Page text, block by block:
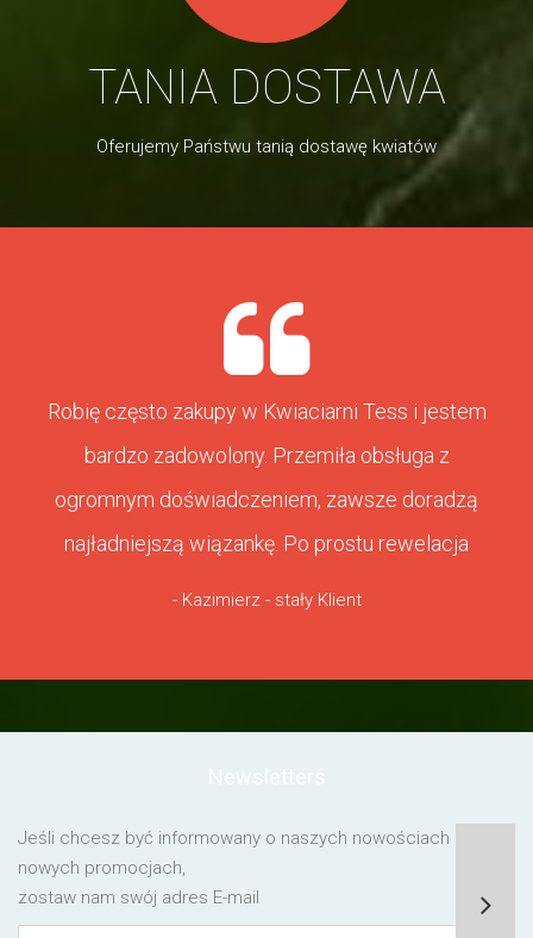
TANIA DOSTAWA
Oferujemy Państwu tanią dostawę kwiatów
Robię często zakupy w Kwiaciarni Tess i jestem
bardzo zadowolony. Przemiła obsługa z
ogromnym doświadczeniem, zawsze doradzą
najładniejszą wiązankę. Po prostu rewelacja
- Kazimierz - stały Klient
Jeśli chcesz być informowany o naszych nowościach lub o
nowych promocjach,
zostaw nam swój adres E-mail